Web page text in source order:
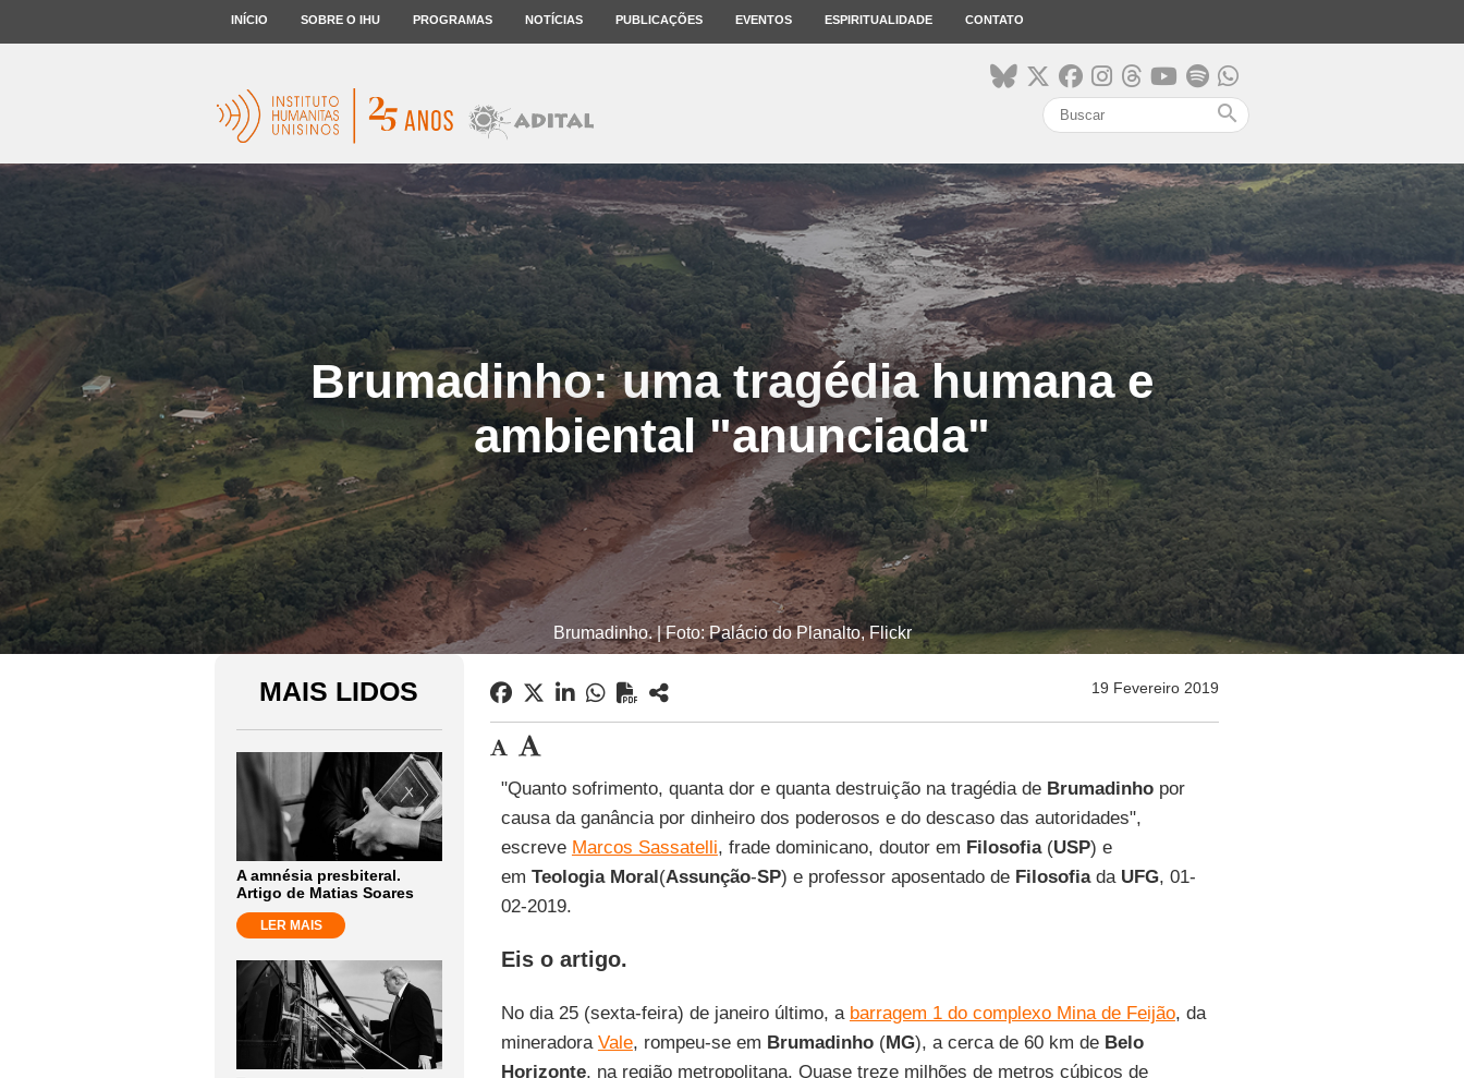
INÍCIO SOBRE O IHU PROGRAMAS NOTÍCIAS PUBLICAÇÕES EVENTOS ESPIRITUALIDADE CONTATO
search
Brumadinho: uma tragédia humana e
ambiental "anunciada"
Brumadinho. | Foto: Palácio do Planalto, Flickr
MAIS LIDOS
A amnésia presbiteral.
Artigo de Matias Soares
LER MAIS
19 Fevereiro 2019
"Quanto sofrimento, quanta dor e quanta destruição na tragédia de Brumadinhopor
causa da ganância por dinheiro dos poderosos e do descaso das autoridades",
escreve Marcos Sassatelli, frade dominicano, doutor em Filosofia(USP) e
em Teologia Moral(Assunção-SP) e professor aposentado de Filosofiada UFG, 01-
02-2019.
Eis o artigo.
No dia 25 (sexta-feira) de janeiro último, a barragem 1 do complexo Mina de Feijão, da
mineradora Vale, rompeu-se em Brumadinho(MG), a cerca de 60 km de Belo
Horizonte, na região metropolitana. Quase treze milhões de metros cúbicos de